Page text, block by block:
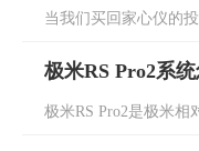
当我们买回家心仪的
极米RS Pro2系
极米RS Pro2是极米